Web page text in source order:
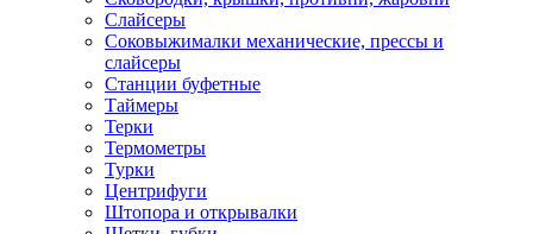
Слайсеры
Соковыжималки механические, прессы и
слайсеры
Станции буфетные
Таймеры
Терки
Термометры
Турки
Центрифуги
Штопора и открывалки